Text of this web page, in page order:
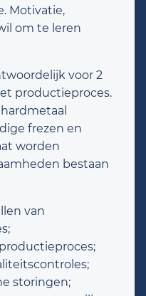
Motivatie,
om te leren
voor 2
productieproces.
frezen en
worden
bestaan
van
storingen;